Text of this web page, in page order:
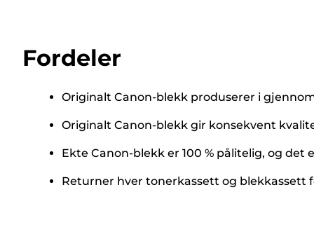
Fordeler
Originalt Canon-blekk produserer i
Originalt Canon-blekk gir konsekvent
Ekte Canon-blekk er 100 % pålitelig, og
Returner hver tonerkassett og